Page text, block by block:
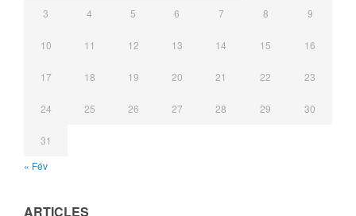
3 4 5 6 7 8 9
10 11 12 13 14 15 16
17 18 19 20 21 22 23
24 25 26 27 28 29 30
31
« Fév
ARTICLES